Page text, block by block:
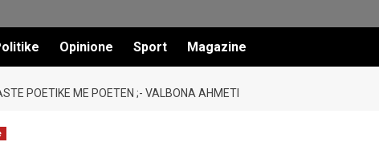
Opinione Sport Magazine
POETIKE ME POETEN ;- VALBONA AHMETI